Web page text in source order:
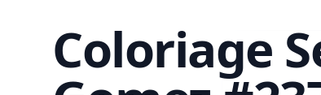
Coloriage